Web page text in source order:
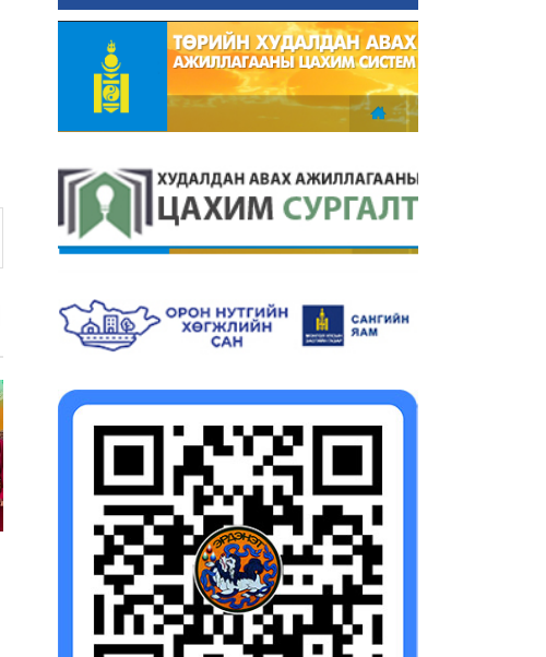
Монгол Улсын Ерөнхийлөгч
У.Хүрэлсүх 50 жилийн ойн
баярын хуралд оролцлоо
2026-07-23
Эрдэнэт хотын 30 гаруй
мянган өрхөд 50 жилийн
ойн гарын бэлэг хүргэнэ
2026-07-14